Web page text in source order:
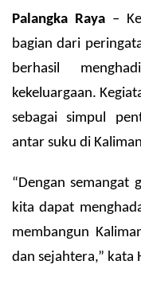
Palangka Raya–
bagian dari
berhasil
kekeluargaan.
sebagai simpul
antar suku di
“Dengan semangat
kita dapat
membangun
dan sejahtera,”